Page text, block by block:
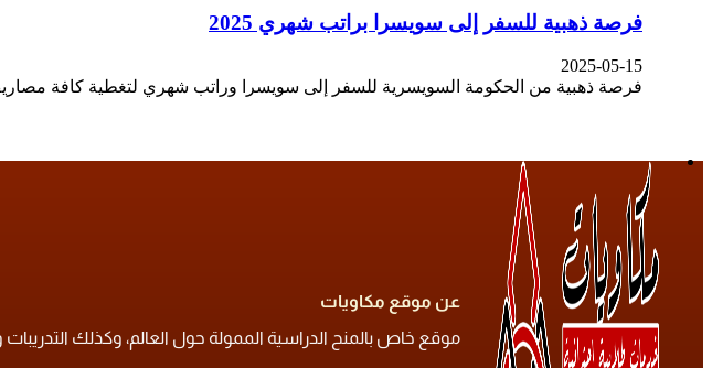
فرصة ذهبية للسفر إلى سويسرا براتب شهري 2025
2025-05-15
فرصة ذهبية من الحكومة السويسرية للسفر إلى سويسرا وراتب شهري لتغطية كافة
عن موقع مكاويات
موقع خاص بالمنح الدراسية الممولة حول العالم، وكذلك التدريبات